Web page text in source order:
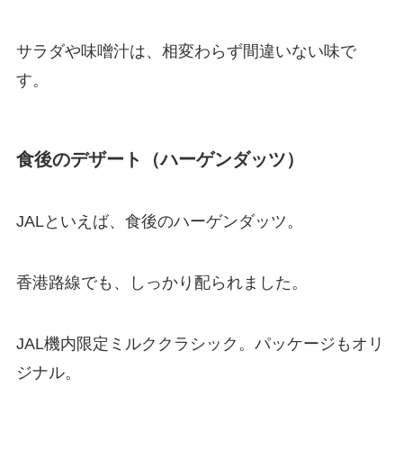
サラダや味噌汁は、相変わらず間違いない味で
す。
食後のデザート（ハーゲンダッツ）
JALといえば、食後のハーゲンダッツ。
香港路線でも、しっかり配られました。
JAL機内限定ミルククラシック。パッケージもオリ
ジナル。